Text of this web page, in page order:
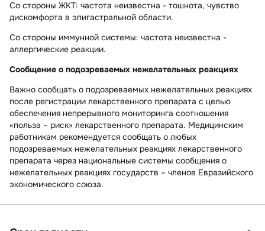
Со стороны ЖКТ: частота неизвестна - тошнота, чувство
дискомфорта в эпигастральной области.
Со стороны иммунной системы: частота неизвестна -
аллергические реакции.
Сообщение о подозреваемых нежелательных реакциях
Важно сообщать о подозреваемых нежелательных реакциях
после регистрации лекарственного препарата с целью
обеспечения непрерывного мониторинга соотношения
«польза – риск» лекарственного препарата. Медицинским
работникам рекомендуется сообщать о любых
подозреваемых нежелательных реакциях лекарственного
препарата через национальные системы сообщения о
нежелательных реакциях государств – членов Евразийского
экономического союза.